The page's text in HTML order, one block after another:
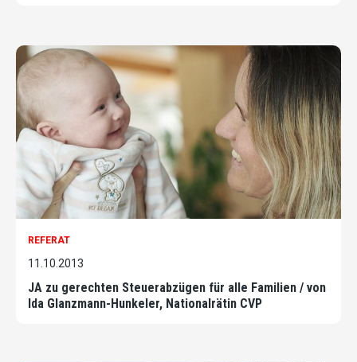
REFERAT
11.10.2013
JA zu gerechten Steuerabzügen für alle Familien / von
Ida Glanzmann-Hunkeler, Nationalrätin CVP